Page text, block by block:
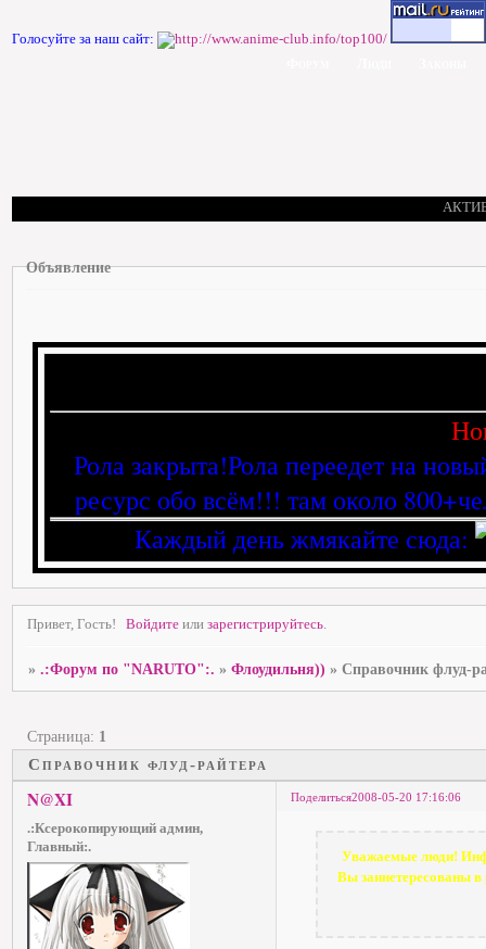
Голосуйте за наш сайт:
Объявление
Рола закрыта!Рола переедет на
ресурс обо всём!!! там около
Каждый день жмякайте сюда:
Привет, Гость! Войдите илизарегистрируйтесь.
».:Форум по "NARUTO":. »Флоудильня)) »Справочник флуд-
Справочник флуд-райтера
Страница: 1
Поделиться2008-05-20 17:16:06
N@XI
.:Ксерокопирующий админ,
Главный:.
Уважаемые люди!
Вы заинетересованы